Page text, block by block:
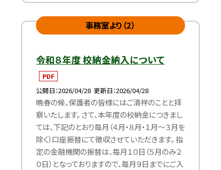
事務室より（2）
令和８年度 校納金納入について
PDF
公開日 2026/04/28 更新日 2026/04/28
晩春の候、保護者の皆様にはご清祥のことと拝
察いたします。 さて、本年度の校納金につきまし
ては、下記のとおり毎月（４月・８月・１月～３月を
除く）口座振替にて徴収させていただきます。 指
定の金融機関の振替は、毎月１０日（５月のみ２
０日）となっておりますので、毎月９日までにご入